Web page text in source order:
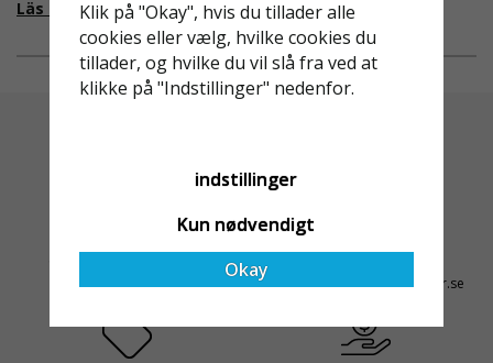
säkerhetslösningar föll
valet på
Ställningsprodukter.se.
Med daglig verksamhet på
med en leverantör som
Läs mer om varför Derome väljer oss
från EU i skrivande stund,
men detta kommer det bli
ändring på. Från och med
2025 träder nya
lagervarer
kontakt@stallningsprodukter.se
Klik på "Okay", hvis du tillader alle
cookies eller vælg, hvilke cookies du
tillader, og hvilke du vil slå fra ved at
klikke på "Indstillinger" nedenfor.
indstillinger
Kun nødvendigt
Okay